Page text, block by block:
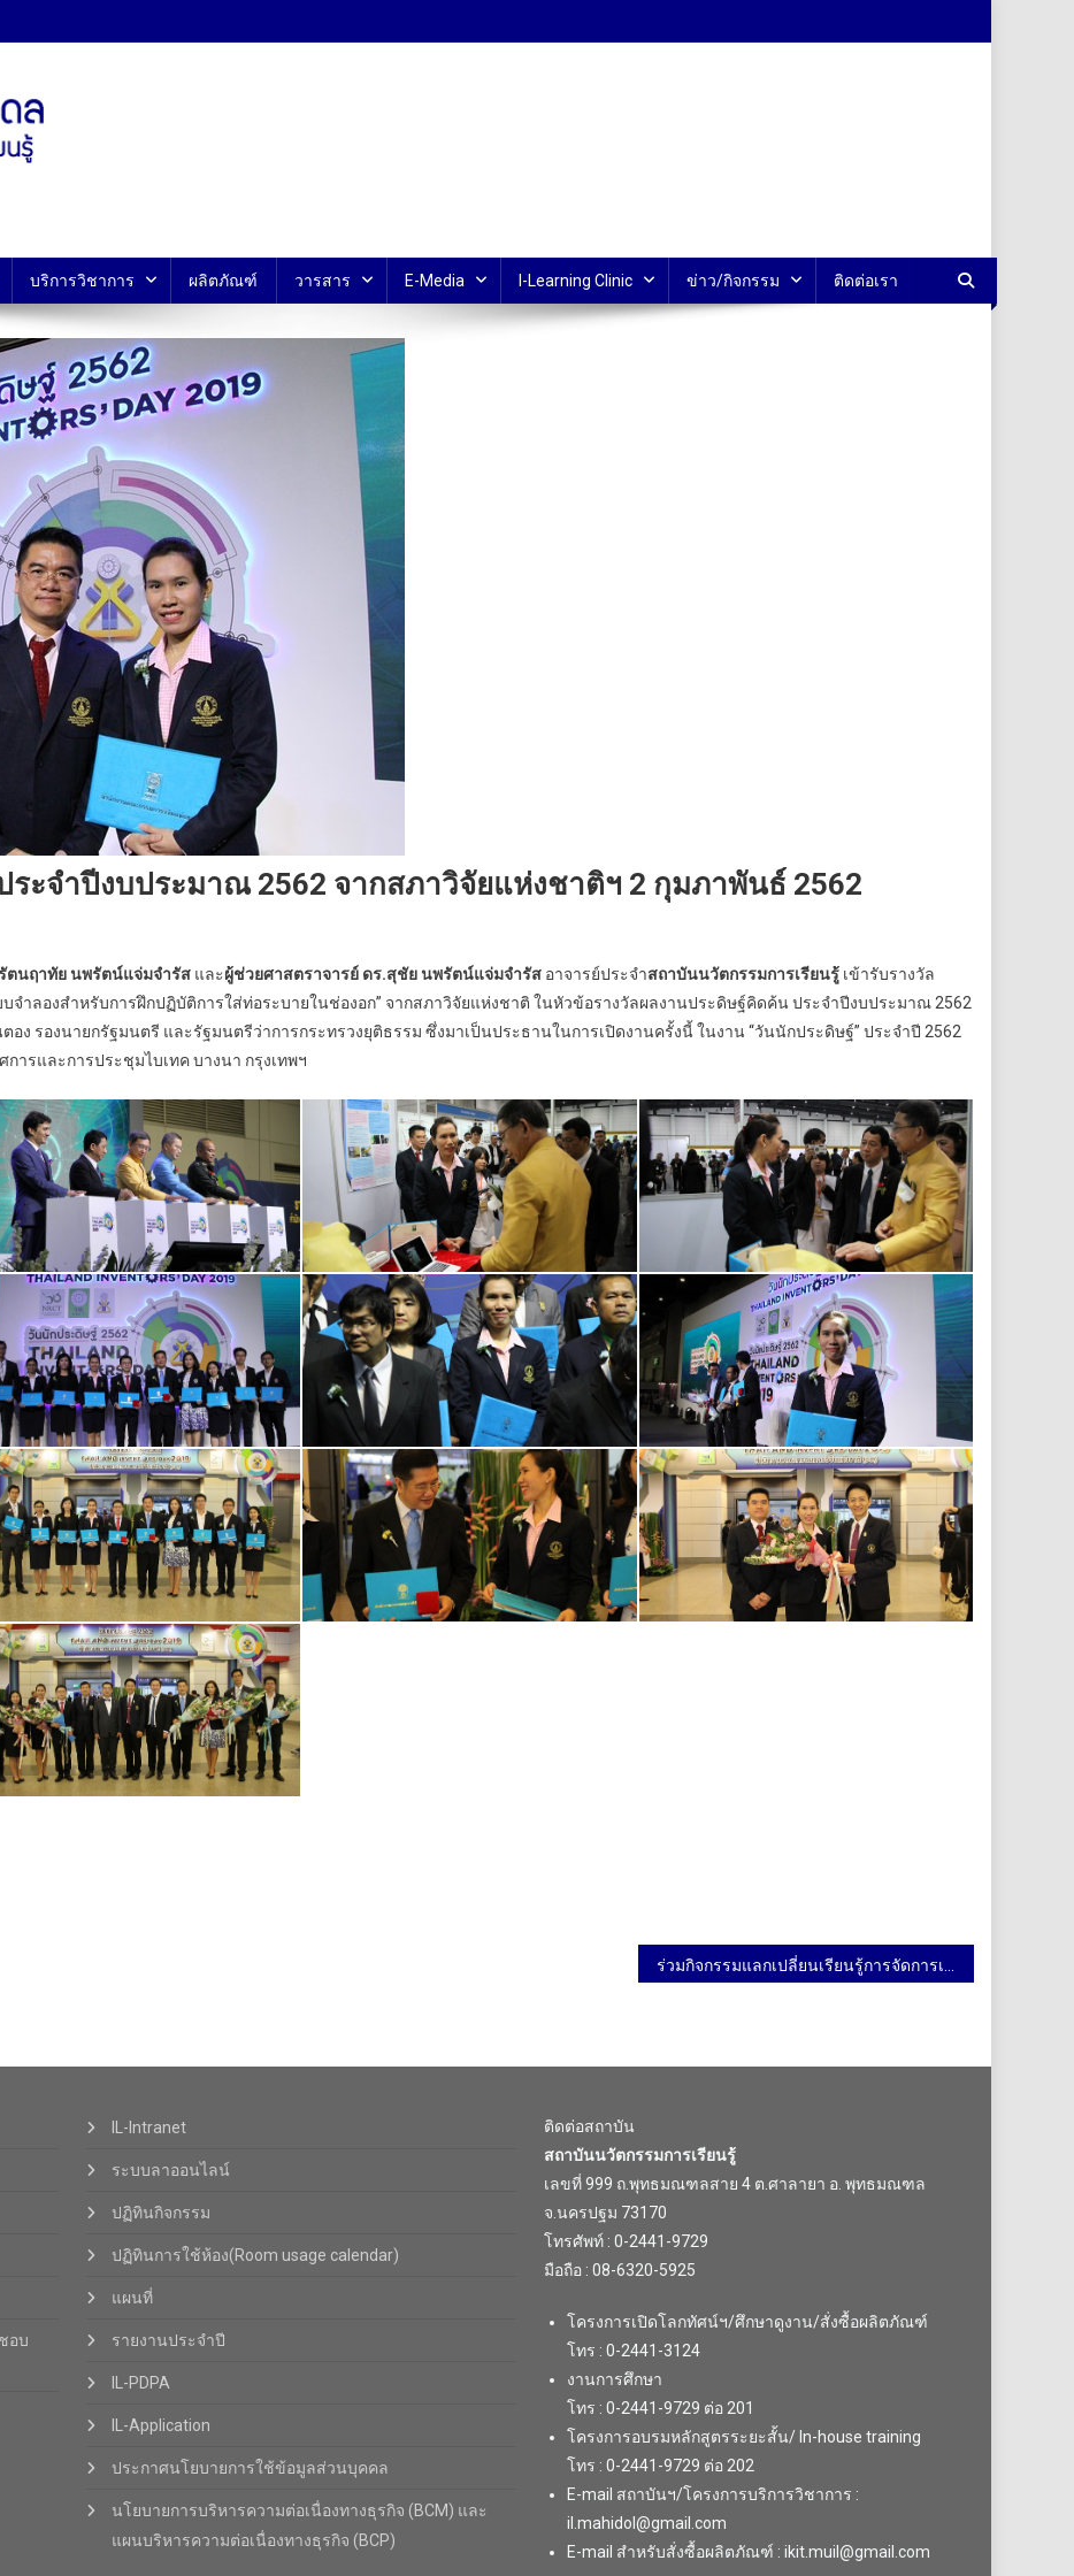
รู้ ม.มหิดล
บริการวิชาการ ผลิตภัณฑ์ วารสาร E-Media I-Learning Clinic ข่าว/กิจกรรม ติดต่อเรา
ะจำปีงบประมาณ 2562 จากสภาวิจัยแห่งชาติฯ 2 กุมภาพันธ์ 2562
ตนฤาทัย นพรัตน์แจ่มจำรัส และผู้ช่วยศาสตราจารย์ ดร.สุชัย นพรัตน์แจ่มจำรัส อาจารย์ประจำสถาบันนวัตกรรมการเรียนรู้ เข้ารับรางวัล
บจำลองสำหรับการฝึกปฏิบัติการใส่ท่อระบายในช่องอก” จากสภาวิจัยแห่งชาติ ในหัวข้อรางวัลผลงานประดิษฐ์คิดค้น ประจำปีงบประมาณ 2562
ง รองนายกรัฐมนตรี และรัฐมนตรีว่าการกระทรวงยุติธรรม ซึ่งมาเป็นประธานในการเปิดงานครั้งนี้ ในงาน “วันนักประดิษฐ์” ประจำปี 2562
ารและการประชุมไบเทค บางนา กรุงเทพฯ
อบ
IL-Intranet
ระบบลาออนไลน์
ปฏิทินกิจกรรม
ปฏิทินการใช้ห้อง(Room usage calendar)
แผนที่
รายงานประจำปี
IL-PDPA
IL-Application
ประกาศนโยบายการใช้ข้อมูลส่วนบุคคล
นโยบายการบริหารความต่อเนื่องทางธุรกิจ (BCM) และ
แผนบริหารความต่อเนื่องทางธุรกิจ (BCP)
ติดต่อสถาบัน
สถาบันนวัตกรรมการเรียนรู้
เลขที่ 999 ถ.พุทธมณฑลสาย 4 ต.ศาลายา อ. พุทธมณฑล
จ.นครปฐม 73170
โทรศัพท์ : 0-2441-9729
มือถือ : 08-6320-5925
โครงการเปิดโลกทัศน์ฯ/ศึกษาดูงาน/สั่งซื้อผลิตภัณฑ์
โทร : 0-2441-3124
งานการศึกษา
โทร : 0-2441-9729 ต่อ 201
โครงการอบรมหลักสูตรระยะสั้น/ In-house training
โทร : 0-2441-9729 ต่อ 202
E-mail สถาบันฯ/โครงการบริการวิชาการ :
il.mahidol@gmail.com
E-mail สำหรับสั่งซื้อผลิตภัณฑ์ : ikit.muil@gmail.com